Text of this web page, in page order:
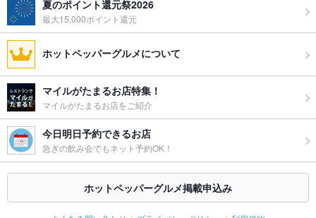
夏のポイント還元祭2026
最大15,000ポイント還元
ホットペッパーグルメについて
マイルがたまるお店特集！
マイルがたまるお店をご紹介
今日明日予約できるお店
急ぎの飲み会でもネット予約OK！
ホットペッパーグルメ掲載申込み